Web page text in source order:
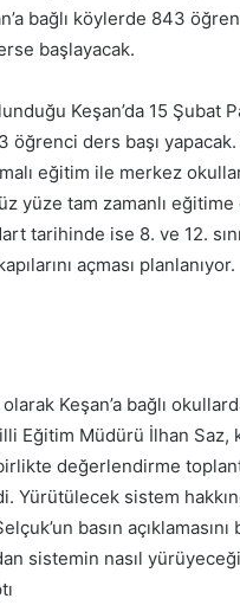
bağlı köylerde 843
başlayacak.
Keşan’da 15 Şubat
öğrenci ders başı
eğitim ile merkez
yüze tam zamanlı eğitime
tarihinde ise 8. ve 12.
açması planlanıyor.
Keşan’a bağlı
Eğitim Müdürü İlhan Saz,
değerlendirme
Yürütülecek sistem
basın
sistemin nasıl